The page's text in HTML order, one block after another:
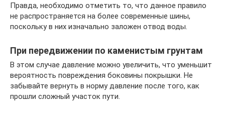
Правда, необходимо отметить то, что данное правило
не распространяется на более современные шины,
поскольку в них изначально заложен отвод воды.
При передвижении по каменистым грунтам
В этом случае давление можно увеличить, что уменьшит
вероятность повреждения боковины покрышки. Не
забывайте вернуть в норму давление после того, как
прошли сложный участок пути.